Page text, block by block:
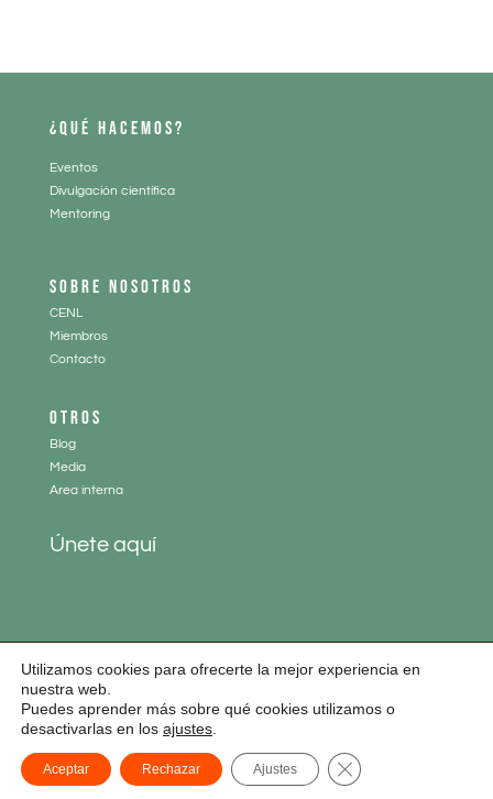
¿QUÉ HACEMOS?
Eventos
Divulgación científica
Mentoring
SOBRE NOSOTROS
CENL
Miembros
Contacto
OTROS
Blog
Media
Area interna
Únete aquí
Aviso legal|Política de cookies|Política de privacidad
derechos reservados
Utilizamos cookies para ofrecerte la mejor experiencia en
nuestra web.
Puedes aprender más sobre qué cookies utilizamos o
desactivarlas en los ajustes
Aceptar Rechazar Ajustes Cerrar el banner de